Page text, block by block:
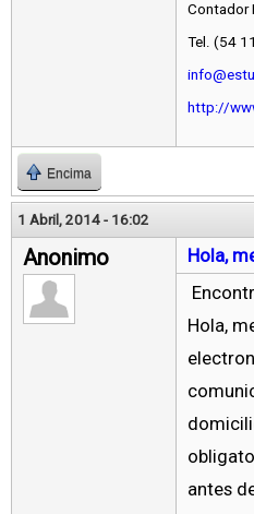
Contador
Tel. (54
http://
Encima
1 Abril, 2014 - 16:02
Anonimo
Hola,
Hola,
antes